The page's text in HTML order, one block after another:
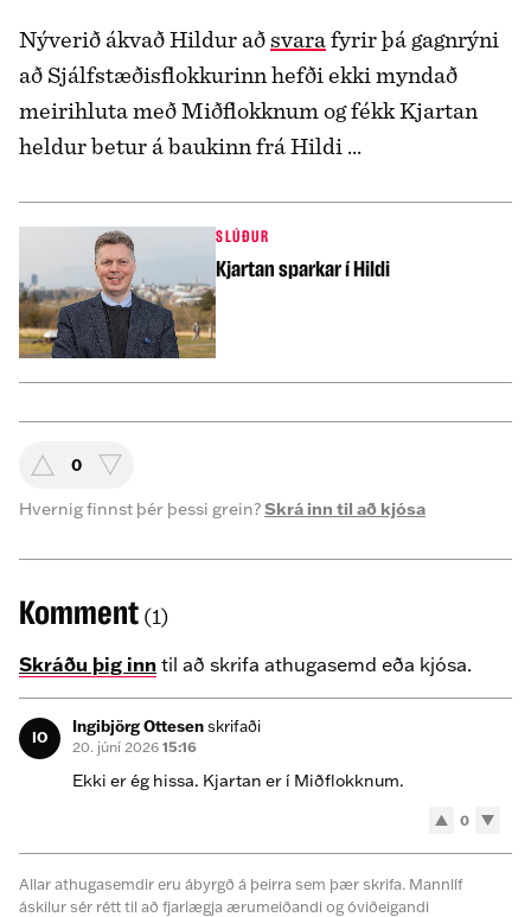
Nýverið ákvað Hildur aðsvarafyrir þá gagnrýni
að Sjálfstæðisflokkurinn hefði ekki myndað
meirihluta með Miðflokknum og fékk Kjartan
heldur betur á baukinn frá Hildi ...
SLÚÐUR
Kjartan sparkar í Hildi
0
Hvernig finnst þér þessi grein?Skrá inn til að kjósa
Komment(1)
Skráðu þig inn til að skrifa athugasemd eða kjósa.
IO
Ingibjörg Ottesenskrifaði
20. júní 2026 15:16
Ekki er ég hissa. Kjartan er í Miðflokknum.
0
Allar athugasemdir eru ábyrgð á þeirra sem þær skrifa. Mannlíf
áskilur sér rétt til að fjarlægja ærumeiðandi og óviðeigandi